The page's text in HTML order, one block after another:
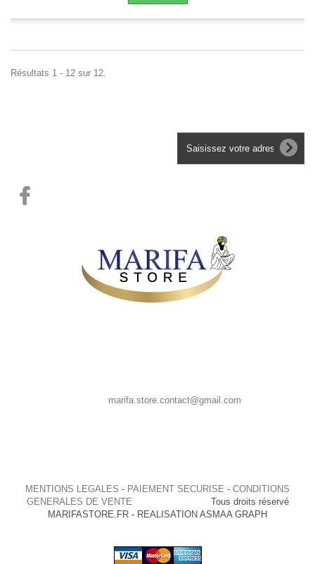
Résultats 1 - 12 sur 12.
marifa.store.contact@gmail.com
MENTIONS LEGALES - PAIEMENT SECURISE - CONDITIONS
GENERALES DE VENTE
Tous droits réservé
MARIFASTORE.FR - REALISATION ASMAA GRAPH